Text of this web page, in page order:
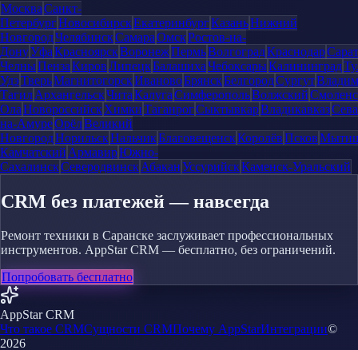
МоскваСанкт-
ПетербургНовосибирскЕкатеринбургКазаньНижний
НовгородЧелябинскСамараОмскРостов-на-
ДонуУфаКрасноярскВоронежПермьВолгоградКраснодар
ЧелныПензаКировЛипецкБалашихаЧебоксарыКалининград
УдэТверьМагнитогорскИвановоБрянскБелгородСургут
ТагилАрхангельскЧитаКалугаСимферопольВолжский
ОлаНовороссийскХимкиТаганрогСыктывкарВладикавказ
на-АмуреОрёлВеликий
НовгородНорильскНальчикБлаговещенскКоролёвПсков
Камчатский АрмавирЮжно-
СахалинскСеверодвинскАбаканУссурийскКаменск-Уральский
CRM без платежей — навсегда
Ремонт техники в Саранске заслуживает профессиональных
инструментов. AppStar CRM — бесплатно, без ограничений.
Попробовать бесплатно
AppStar CRM
Что такое CRMСущности CRMПочему AppStarИнтеграции©
2026